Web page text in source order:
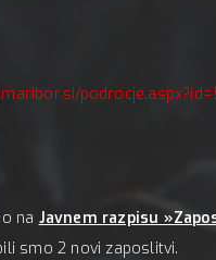
na Javnem razpisu
smo 2 novi zaposlitvi.